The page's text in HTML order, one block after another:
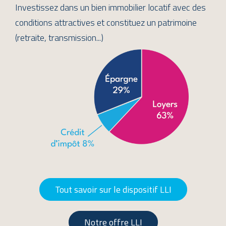
Investissez dans un bien immobilier locatif avec des
conditions attractives et constituez un patrimoine
(retraite, transmission...)
Tout savoir sur le dispositif LLI
Notre offre LLI